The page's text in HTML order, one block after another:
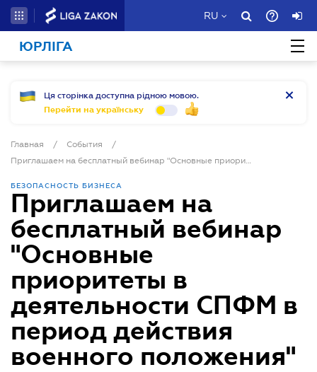
RU
ЮРЛІГА
Ця сторінка доступна рідною мовою.
Перейти на українську
Главная / События
/
Приглашаем на бесплатный вебинар "Основные приоритеты в деятельности СПФМ в период действия военного положения"
БЕЗОПАСНОСТЬ БИЗНЕСА
Приглашаем на
бесплатный вебинар
"Основные
приоритеты в
деятельности СПФМ в
период действия
военного положения"